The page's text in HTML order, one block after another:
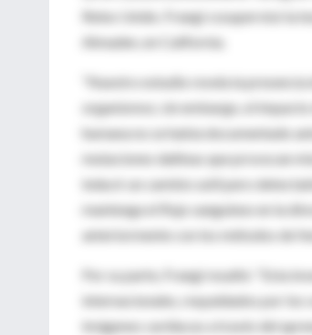
Reino Unido. Frangi cosupervisó la
Almaden, en California.
“Nuestro estudio revela la
organismos; sin embargo, el
humana no se había documentado
mutaciones dañinas que provocan
inducir un cambio sutil pero
mantenga el flujo sanguíneo en la
anteriormente con los métodos de
Por su parte, Frangi resaltó: “Esta
internacionales, respaldados por
imágenes cardíacas a través del